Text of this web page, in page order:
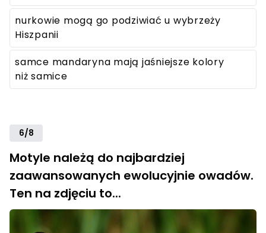
nurkowie mogą go podziwiać u wybrzeży
Hiszpanii
samce mandaryna mają jaśniejsze kolory
niż samice
6/8
Motyle należą do najbardziej
zaawansowanych ewolucyjnie owadów.
Ten na zdjęciu to...